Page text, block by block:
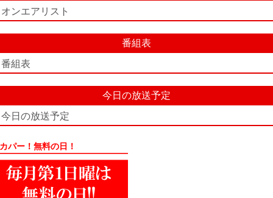
オンエアリスト
番組表
番組表
今日の放送予定
今日の放送予定
パー！無料の日！